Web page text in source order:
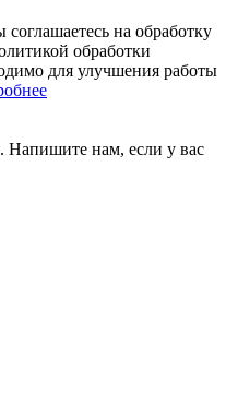
на обработку
обработки
для улучшения работы
Напишите нам, если у вас